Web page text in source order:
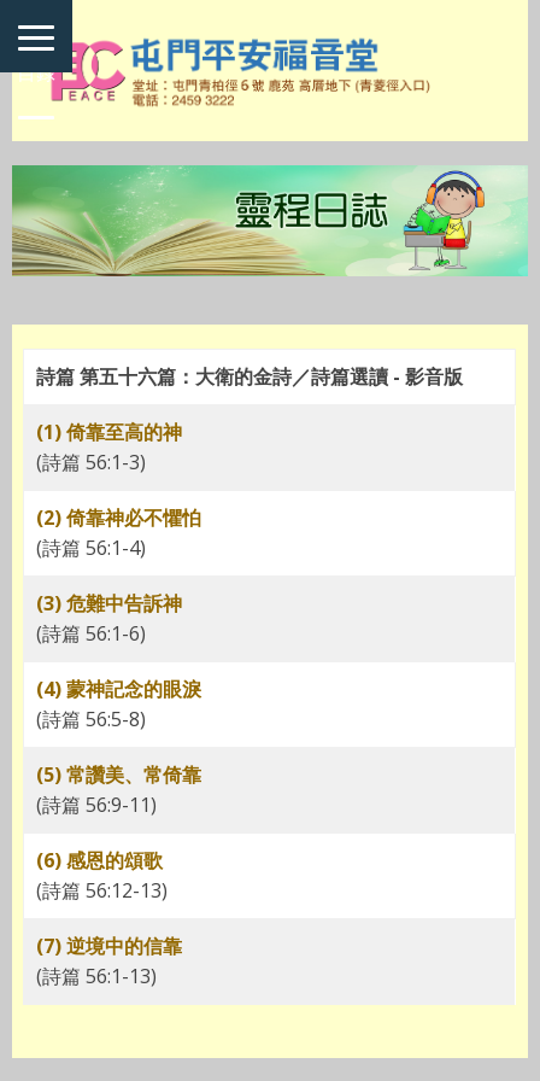
目錄
詩篇 第五十六篇：大衛的金詩／詩篇選讀 - 影音版
(1) 倚靠至高的神
(詩篇 56:1-3)
(2) 倚靠神必不懼怕
(詩篇 56:1-4)
(3) 危難中告訴神
(詩篇 56:1-6)
(4) 蒙神記念的眼淚
(詩篇 56:5-8)
(5) 常讚美、常倚靠
(詩篇 56:9-11)
(6) 感恩的頌歌
(詩篇 56:12-13)
(7) 逆境中的信靠
(詩篇 56:1-13)